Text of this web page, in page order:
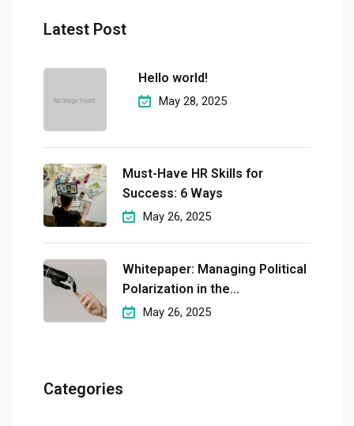
Latest Post
Hello world!
May 28, 2025
Must-Have HR Skills for
Success: 6 Ways
May 26, 2025
Whitepaper: Managing Political
Polarization in the
Workplaceмэргэшсэн
May 26, 2025
Categories